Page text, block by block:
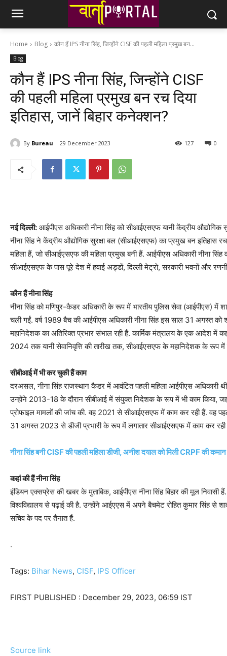
Home Blog कौन हैं IPS नीना सिंह, जिन्होंने CISF की पहली महिला प्रमुख बन...
Blog
कौन हैं IPS नीना सिंह, जिन्होंने CISF
की पहली महिला प्रमुख बन रच दिया
इतिहास, जानें बिहार कनेक्शन?
By Bureau 29 December 2023 0
127
नई दिल्ली: आईपीएस अधिकारी नीना सिंह को सीआईएसएफ यानी केंद्रीय औद्योगिक
नीना सिंह ने केंद्रीय औद्योगिक सुरक्षा बल (सीआईएसएफ) का प्रमुख बन इतिहास रच
महिला हैं, जो सीआईएसएफ की महिला प्रमुख बनी हैं. आईपीएस अधिकारी नीना
सीआईएसएफ के पास पूरे देश में हवाई अड्डों, दिल्ली मेट्रो, सरकारी भवनों और
कौन हैं नीना सिंह
नीना सिंह को मणिपुर-कैडर अधिकारी के रूप में भारतीय पुलिस सेवा (आईपीएस) में
चली गईं. वर्ष 1989 बैच की आईपीएस अधिकारी नीना सिंह इस साल 31 अगस्त को
महानिदेशक का अतिरिक्त प्रभार संभाल रही हैं. कार्मिक मंत्रालय के एक आदेश में
2024 तक यानी सेवानिवृत्ति की तारीख तक, सीआईएसएफ के महानिदेशक के रूप में
सीबीआई में भी कर चुकी हैं काम
दरअसल, नीना सिंह राजस्थान कैडर में आवंटित पहली महिला आईपीएस अधिकारी थीं,
उन्होंने 2013-18 के दौरान सीबीआई में संयुक्त निदेशक के रूप में भी काम किया, जहां
प्रोफाइल मामलों की जांच की. वह 2021 से सीआईएसएफ में काम कर रही हैं.
31 अगस्त 2023 से डीजी प्रभारी के रूप में लगातार सीआईएसएफ में काम कर रही
नीना सिंह बनी CISF की पहली महिला डीजी, अनीश दयाल को मिली CRPF की
कहां की हैं नीना सिंह
इंडियन एक्सप्रेस की खबर के मुताबिक, आईपीएस नीना सिंह बिहार की मूल निवासी
विश्वविद्यालय से पढ़ाई की है. उन्होंने आईएएस में अपने बैचमेट रोहित कुमार सिंह से
सचिव के पद पर तैनात हैं.
.
Tags: Bihar News, CISF, IPS Officer
FIRST PUBLISHED : December 29, 2023, 06:59 IST
Source link